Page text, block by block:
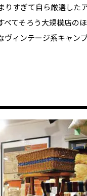
りすぎて自ら厳選した
べてそろう大規模店のほ
ヴィンテージ系キャン